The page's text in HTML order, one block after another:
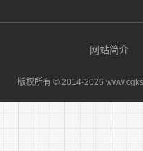
4.此次
网站简介
版权所有 © 2014-2026